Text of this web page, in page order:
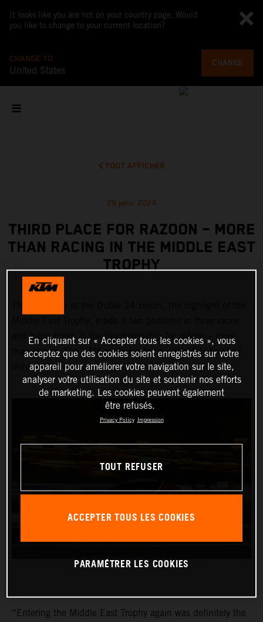
It looks like you are not on your country page. Would
you like to change to your current location?
CHANGE TO
United States
CHANGE
TOUT AFFICHER
29 janv. 2024
THIRD PLACE FOR RAZOON – MORE
THAN RACING IN THE MIDDLE EAST
TROPHY
and a top finish in the championship for razoon – more
than racing. The KTM customer team ultimately finished
third in the final standings of the GTX class.
“Entering the Middle East Trophy again was definitely the
En cliquant sur « Accepter tous les cookies », vous
acceptez que des cookies soient enregistrés sur votre
appareil pour améliorer votre navigation sur le site,
analyser votre utilisation du site et soutenir nos efforts
de marketing. Les cookies peuvent également
être refusés.
Privacy Policy Impression
TOUT REFUSER
ACCEPTER TOUS LES COOKIES
PARAMÉTRER LES COOKIES